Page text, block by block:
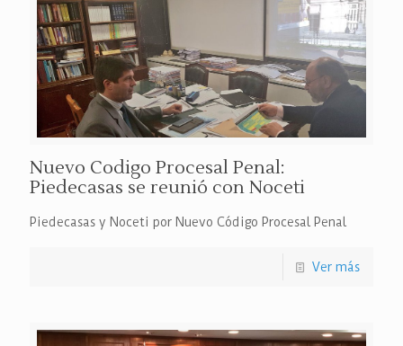
Nuevo Codigo Procesal Penal:
Piedecasas se reunió con Noceti
Piedecasas y Noceti por Nuevo Código Procesal Penal
Ver más